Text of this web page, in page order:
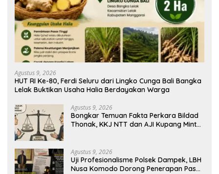
Agustus 9, 2026
HUT RI Ke-80, Ferdi Seluru dari Lingko Cunga Bali Bangka
Lelak Buktikan Usaha Halia Berdayakan Warga
Agustus 9, 2026
Bongkar Temuan Fakta Perkara Bildad
Thonak, KKJ NTT dan AJI Kupang Minta
Agustus 9, 2026
Uji Profesionalisme Polsek Dampek, LBH
Nusa Komodo Dorong Penerapan Pasal